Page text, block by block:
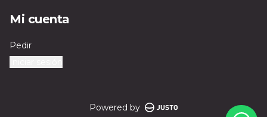
Mi cuenta
Pedir
Powered by